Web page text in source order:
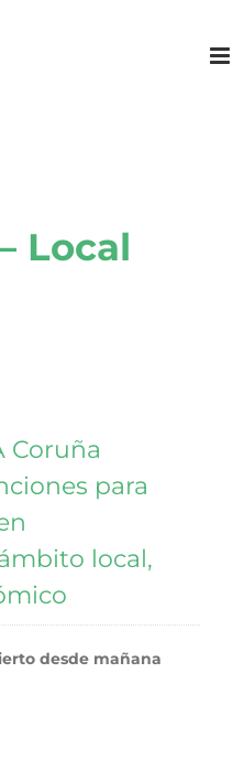
Local
Coruña
para
local,
desde mañana